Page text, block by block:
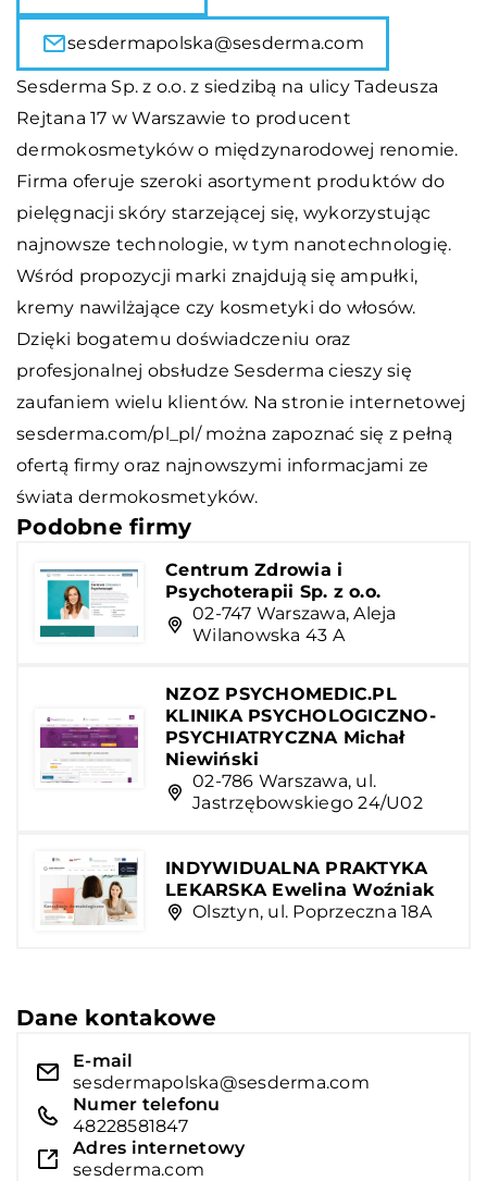
sesdermapolska@sesderma.com
Sesderma Sp. z o.o. z siedzibą na ulicy Tadeusza
Rejtana 17 w Warszawie to producent
dermokosmetyków o międzynarodowej renomie.
Firma oferuje szeroki asortyment produktów do
pielęgnacji skóry starzejącej się, wykorzystując
najnowsze technologie, w tym nanotechnologię.
Wśród propozycji marki znajdują się ampułki,
kremy nawilżające czy kosmetyki do włosów.
Dzięki bogatemu doświadczeniu oraz
profesjonalnej obsłudze Sesderma cieszy się
zaufaniem wielu klientów. Na stronie internetowej
sesderma.com/pl_pl/można zapoznać się z pełną
ofertą firmy oraz najnowszymi informacjami ze
świata dermokosmetyków.
Podobne firmy
Centrum Zdrowia i
Psychoterapii Sp. z o.o.
02-747 Warszawa, Aleja
Wilanowska 43 A
NZOZ PSYCHOMEDIC.PL
KLINIKA PSYCHOLOGICZNO-
PSYCHIATRYCZNA Michał
Niewiński
02-786 Warszawa, ul.
Jastrzębowskiego 24/U02
INDYWIDUALNA PRAKTYKA
LEKARSKA Ewelina Woźniak
Olsztyn, ul. Poprzeczna 18A
Dane kontakowe
E-mail
sesdermapolska@sesderma.com
Numer telefonu
48228581847
Adres internetowy
sesderma.com